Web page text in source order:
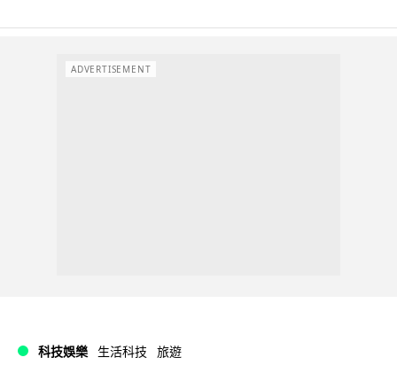
ADVERTISEMENT
科技娛樂 生活科技 旅遊